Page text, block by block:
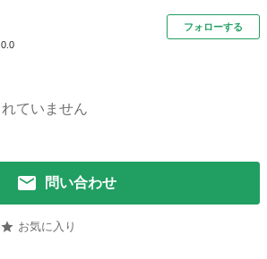
0.0
フォローする
ていません
問い合わせ
お気に入り